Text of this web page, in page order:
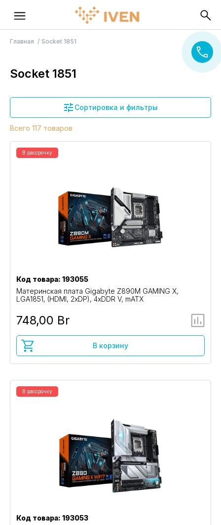
Главная Socket 1851
Socket 1851
Сортировка и фильтры
Всего 117 товаров
В рассрочку
Код товара: 193055
Материнская плата Gigabyte Z890M GAMING X,
LGA1851, (HDMI, 2xDP), 4xDDR V, mATX
748,00 Br
В корзину
В рассрочку
Код товара: 193053